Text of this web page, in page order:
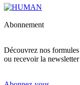
Abonnement
Découvrez nos
ou recevoir la newsletter